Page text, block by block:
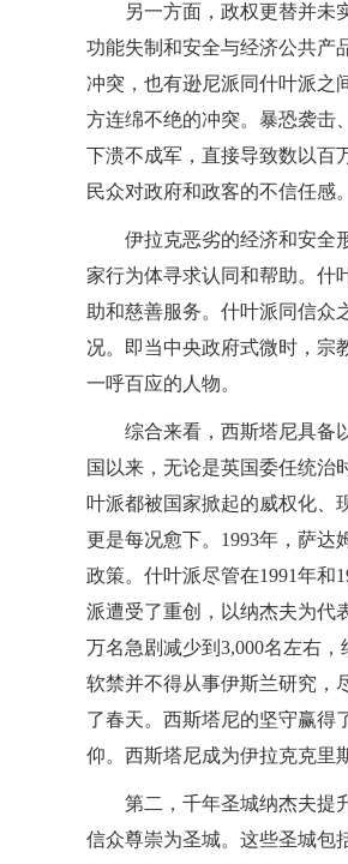
另一方面，政权更替并未
功能失制和安全与经济公共产
冲突，也有逊尼派同什叶派之
方连绵不绝的冲突。暴恐袭击
下溃不成军，直接导致数以百
民众对政府和政客的不信任感
伊拉克恶劣的经济和安全
家行为体寻求认同和帮助。什
助和慈善服务。什叶派同信众
况。即当中央政府式微时，宗
一呼百应的人物。
综合来看，西斯塔尼具备
国以来，无论是英国委任统治
叶派都被国家掀起的威权化、
更是每况愈下。1993年，萨
政策。什叶派尽管在1991年和
派遭受了重创，以纳杰夫为代
万名急剧减少到3,000名左右
软禁并不得从事伊斯兰研究，
了春天。西斯塔尼的坚守赢得
仰。西斯塔尼成为伊拉克克里
第二，千年圣城纳杰夫提
信众尊崇为圣城。这些圣城包